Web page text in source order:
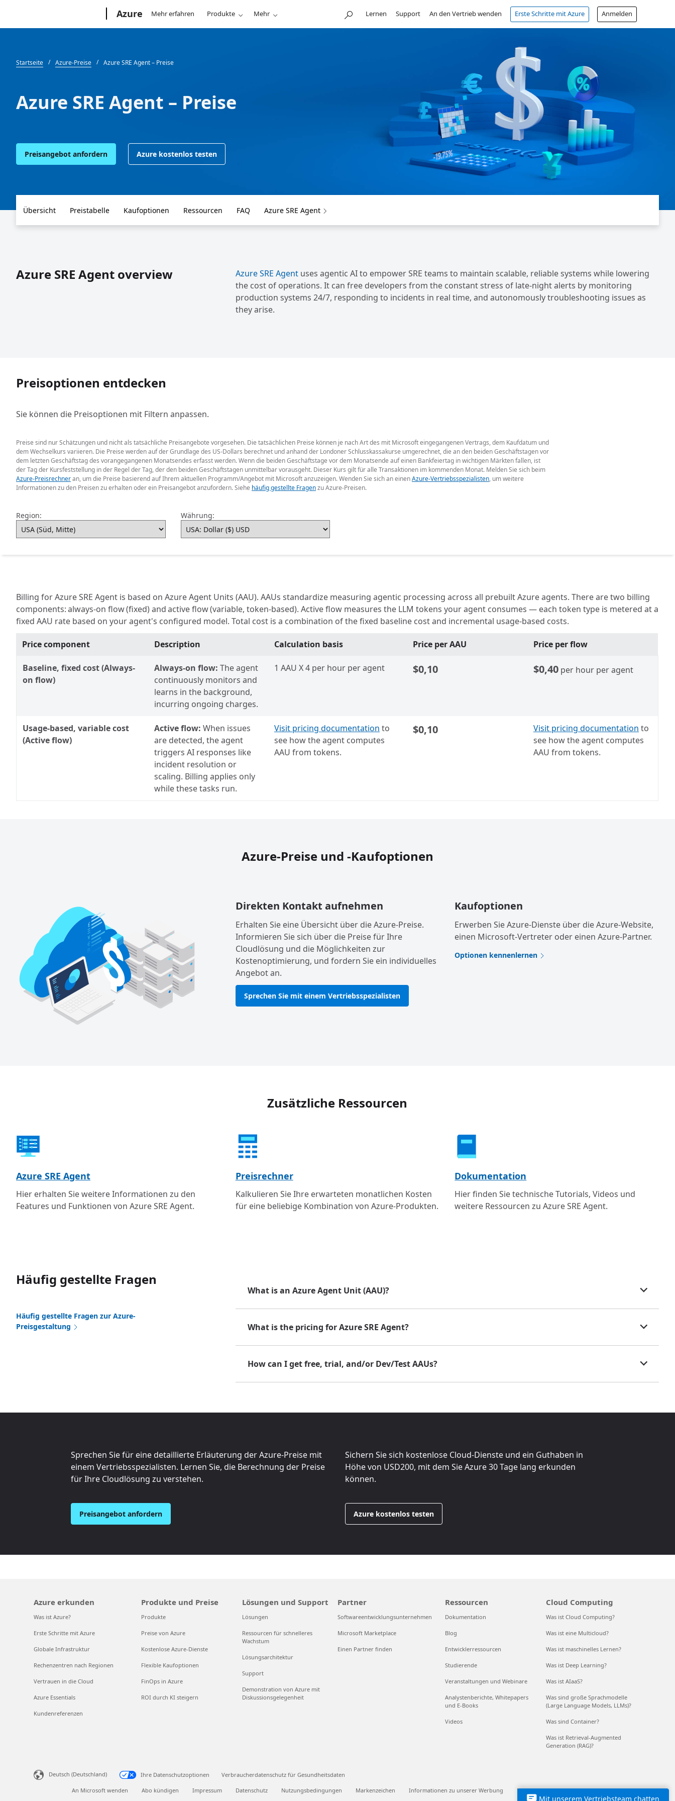
Azure Mehr erfahren Produkte Mehr Lernen Support An den Vertrieb wenden Erste Schritte mit Azure Anmelden
Startseite Azure-Preise Azure SRE Agent – Preise
Azure SRE Agent – Preise
Preisangebot anfordern Azure kostenlos testen
Übersicht Preistabelle Kaufoptionen Ressourcen FAQ Azure SRE Agent
Azure SRE Agent overview Azure SRE Agentuses agentic AI to empower SRE teams to maintain scalable, reliable systems while lowering
the cost of operations. It can free developers from the constant stress of late-night alerts by monitoring
production systems 24/7, responding to incidents in real time, and autonomously troubleshooting issues as
they arise.
Preisoptionen entdecken
Sie können die Preisoptionen mit Filtern anpassen.
Preise sind nur Schätzungen und nicht als tatsächliche Preisangebote vorgesehen. Die tatsächlichen Preise können je nach Art des mit Microsoft eingegangenen Vertrags, dem Kaufdatum und
dem Wechselkurs variieren. Die Preise werden auf der Grundlage des US-Dollars berechnet und anhand der Londoner Schlusskassakurse umgerechnet, die an den beiden Geschäftstagen vor
dem letzten Geschäftstag des vorangegangenen Monatsendes erfasst werden. Wenn die beiden Geschäftstage vor dem Monatsende auf einen Bankfeiertag in wichtigen Märkten fallen, ist
der Tag der Kursfeststellung in der Regel der Tag, der den beiden Geschäftstagen unmittelbar vorausgeht. Dieser Kurs gilt für alle Transaktionen im kommenden Monat. Melden Sie sich beim
Azure-Preisrechneran, um die Preise basierend auf Ihrem aktuellen Programm/Angebot mit Microsoft anzuzeigen. Wenden Sie sich an einenAzure-Vertriebsspezialisten, um weitere
Informationen zu den Preisen zu erhalten oder ein Preisangebot anzufordern. Siehe häufig gestellte Fragenzu Azure-Preisen.
Region: Währung:
Billing for Azure SRE Agent is based on Azure Agent Units (AAU). AAUs standardize measuring agentic processing across all prebuilt Azure agents. There are two billing
components: always-on flow (fixed) and active flow (variable, token-based). Active flow measures the LLM tokens your agent consumes — each token type is metered at a
fixed AAU rate based on your agent's configured model. Total cost is a combination of the fixed baseline cost and incremental usage-based costs.
Price component Description Calculation basis Price per AAU Price per flow
Baseline, fixed cost (Always-
on flow)
Always-on flow: The agent
continuously monitors and
learns in the background,
incurring ongoing charges.
1 AAU X 4 per hour per agent $0,10 $0,40 per hour per agent
Usage-based, variable cost
(Active flow)
Active flow: When issues
are detected, the agent
triggers AI responses like
incident resolution or
scaling. Billing applies only
while these tasks run.
Visit pricing documentation to
see how the agent computes
AAU from tokens.
$0,10 Visit pricing documentation to
see how the agent computes
AAU from tokens.
Azure-Preise und -Kaufoptionen
Direkten Kontakt aufnehmen
Erhalten Sie eine Übersicht über die Azure-Preise.
Informieren Sie sich über die Preise für Ihre
Cloudlösung und die Möglichkeiten zur
Kostenoptimierung, und fordern Sie ein individuelles
Angebot an.
Sprechen Sie mit einem Vertriebsspezialisten
Kaufoptionen
Erwerben Sie Azure-Dienste über die Azure-Website,
einen Microsoft-Vertreter oder einen Azure-Partner.
Optionen kennenlernen
Zusätzliche Ressourcen
Azure SRE Agent
Hier erhalten Sie weitere Informationen zu den
Features und Funktionen von Azure SRE Agent.
Preisrechner
Kalkulieren Sie Ihre erwarteten monatlichen Kosten
für eine beliebige Kombination von Azure-Produkten.
Dokumentation
Hier finden Sie technische Tutorials, Videos und
weitere Ressourcen zu Azure SRE Agent.
Häufig gestellte Fragen
Häufig gestellte Fragen zur Azure-
Preisgestaltung
What is an Azure Agent Unit (AAU)?
What is the pricing for Azure SRE Agent?
How can I get free, trial, and/or Dev/Test AAUs?
Sprechen Sie für eine detaillierte Erläuterung der Azure-Preise mit
einem Vertriebsspezialisten. Lernen Sie, die Berechnung der Preise
für Ihre Cloudlösung zu verstehen.
Preisangebot anfordern
Sichern Sie sich kostenlose Cloud-Dienste und ein Guthaben in
Höhe von USD200, mit dem Sie Azure 30 Tage lang erkunden
können.
Azure kostenlos testen
Mit unserem Vertriebsteam chatten
Azure erkunden
Was ist Azure?
Erste Schritte mit Azure
Globale Infrastruktur
Rechenzentren nach Regionen
Vertrauen in die Cloud
Azure Essentials
Kundenreferenzen
Produkte und Preise
Produkte
Preise von Azure
Kostenlose Azure-Dienste
Flexible Kaufoptionen
FinOps in Azure
ROI durch KI steigern
Lösungen und Support
Lösungen
Ressourcen für schnelleres
Wachstum
Lösungsarchitektur
Support
Demonstration von Azure mit
Diskussionsgelegenheit
Partner
Softwareentwicklungsunternehmen
Microsoft Marketplace
Einen Partner finden
Ressourcen
Dokumentation
Blog
Entwicklerressourcen
Studierende
Veranstaltungen und Webinare
Analystenberichte, Whitepapers
und E-Books
Videos
Cloud Computing
Was ist Cloud Computing?
Was ist eine Multicloud?
Was ist maschinelles Lernen?
Was ist Deep Learning?
Was ist AIaaS?
Was sind große Sprachmodelle
(Large Language Models, LLMs)?
Was sind Container?
Was ist Retrieval-Augmented
Generation (RAG)?
Deutsch (Deutschland) Ihre Datenschutzoptionen Verbraucherdatenschutz für Gesundheitsdaten
An Microsoft wenden Abo kündigen Impressum Datenschutz Nutzungsbedingungen Markenzeichen Informationen zu unserer Werbung EU Compliance DoCs © Microsoft 2026